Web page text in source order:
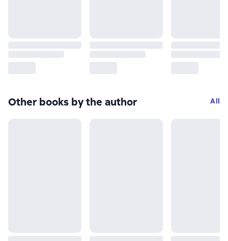
Other books by the author All